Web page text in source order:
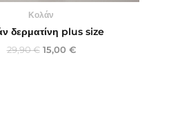
Κολάν
δερματίνη plus size
29,90€ 15,00 €